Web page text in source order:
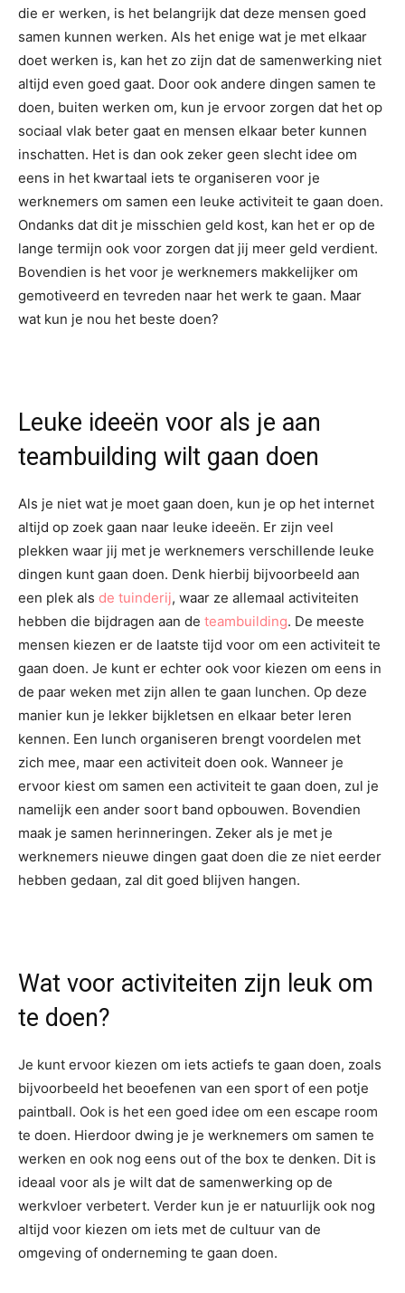
die er werken, is het belangrijk dat deze mensen goed
samen kunnen werken. Als het enige wat je met elkaar
doet werken is, kan het zo zijn dat de samenwerking niet
altijd even goed gaat. Door ook andere dingen samen te
doen, buiten werken om, kun je ervoor zorgen dat het op
sociaal vlak beter gaat en mensen elkaar beter kunnen
inschatten. Het is dan ook zeker geen slecht idee om
eens in het kwartaal iets te organiseren voor je
werknemers om samen een leuke activiteit te gaan doen.
Ondanks dat dit je misschien geld kost, kan het er op de
lange termijn ook voor zorgen dat jij meer geld verdient.
Bovendien is het voor je werknemers makkelijker om
gemotiveerd en tevreden naar het werk te gaan. Maar
wat kun je nou het beste doen?
Leuke ideeën voor als je aan
teambuilding wilt gaan doen
Als je niet wat je moet gaan doen, kun je op het internet
altijd op zoek gaan naar leuke ideeën. Er zijn veel
plekken waar jij met je werknemers verschillende leuke
dingen kunt gaan doen. Denk hierbij bijvoorbeeld aan
een plek als de tuinderij, waar ze allemaal activiteiten
hebben die bijdragen aan de teambuilding. De meeste
mensen kiezen er de laatste tijd voor om een activiteit te
gaan doen. Je kunt er echter ook voor kiezen om eens in
de paar weken met zijn allen te gaan lunchen. Op deze
manier kun je lekker bijkletsen en elkaar beter leren
kennen. Een lunch organiseren brengt voordelen met
zich mee, maar een activiteit doen ook. Wanneer je
ervoor kiest om samen een activiteit te gaan doen, zul je
namelijk een ander soort band opbouwen. Bovendien
maak je samen herinneringen. Zeker als je met je
werknemers nieuwe dingen gaat doen die ze niet eerder
hebben gedaan, zal dit goed blijven hangen.
Wat voor activiteiten zijn leuk om
te doen?
Je kunt ervoor kiezen om iets actiefs te gaan doen, zoals
bijvoorbeeld het beoefenen van een sport of een potje
paintball. Ook is het een goed idee om een escape room
te doen. Hierdoor dwing je je werknemers om samen te
werken en ook nog eens out of the box te denken. Dit is
ideaal voor als je wilt dat de samenwerking op de
werkvloer verbetert. Verder kun je er natuurlijk ook nog
altijd voor kiezen om iets met de cultuur van de
omgeving of onderneming te gaan doen.